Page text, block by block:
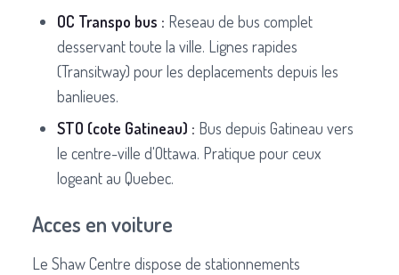
OC Transpo bus : Reseau de bus complet
desservant toute la ville. Lignes rapides
(Transitway) pour les deplacements depuis les
banlieues.
STO (cote Gatineau) : Bus depuis Gatineau vers
le centre-ville d'Ottawa. Pratique pour ceux
logeant au Quebec.
Acces en voiture
Le Shaw Centre dispose de stationnements